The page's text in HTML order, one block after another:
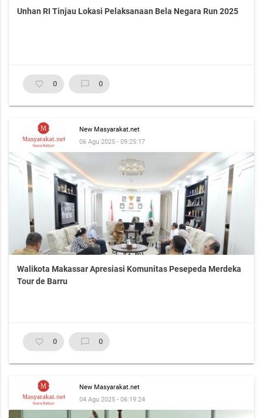
Unhan RI Tinjau Lokasi Pelaksanaan Bela Negara Run 2025
favorite_border 0 chat_bubble_outline 0
New Masyarakat.net
06 Agu 2025 - 09:25:17
Walikota Makassar Apresiasi Komunitas Pesepeda Merdeka
Tour de Barru
favorite_border 0 chat_bubble_outline 0
New Masyarakat.net
04 Agu 2025 - 06:19:24